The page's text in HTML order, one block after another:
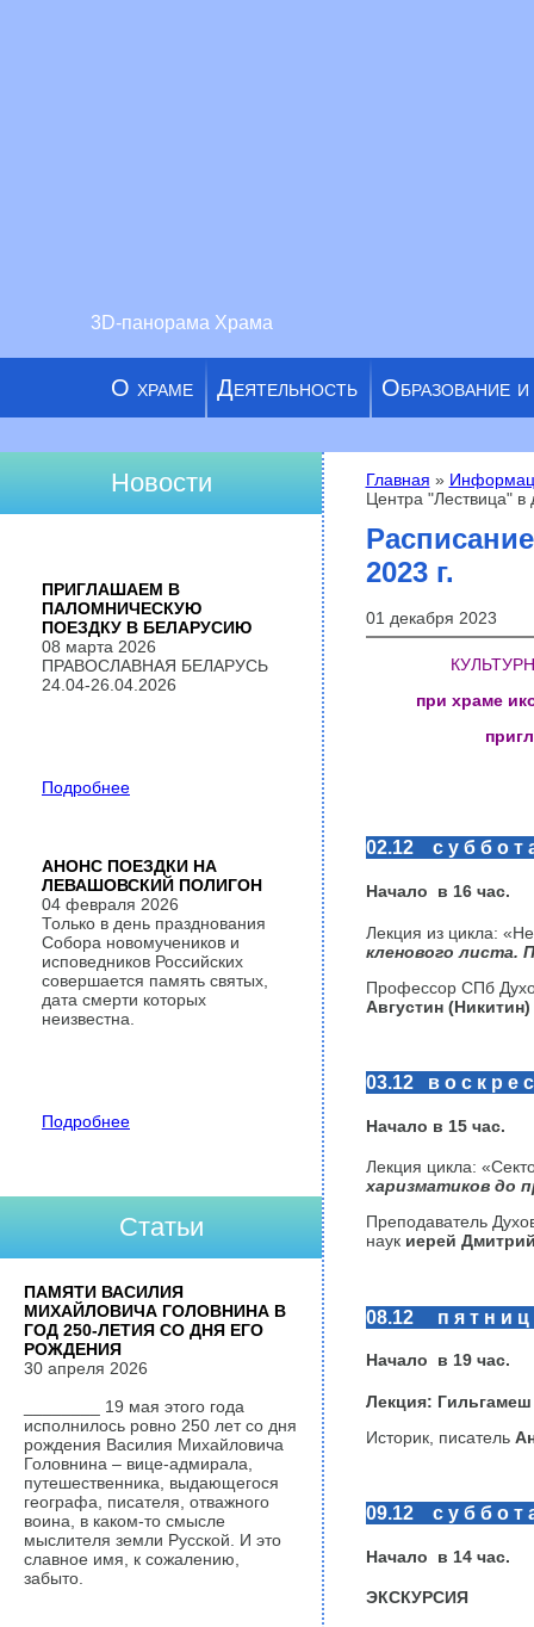
3D-панорама Храма
О храме Деятельность Образование
Вы здесь
Главная »
Центра "Лествица" в
2023 г.
01 декабря 2023
при храме
02.12 с у б б о т
Начало в 16 час.
Лекция из цикла:
кленового листа.
Профессор СПб
Августин (Никитин)
03.12 в о с к р е
Начало в 15 час.
Лекция цикла:
харизматиков до
Преподаватель
наук иерей
08.12 п я т н и ц
Начало в 19час.
Лекция:
Историк, писатель
09.12 с у б б о т
Начало в 14 час.
ЭКСКУРСИЯ
Новости
ПРИГЛАШАЕМ В
ПАЛОМНИЧЕСКУЮ
ПОЕЗДКУ В БЕЛАРУСИЮ
08 марта 2026
ПРАВОСЛАВНАЯ БЕЛАРУСЬ
24.04-26.04.2026
Подробнее
АНОНС ПОЕЗДКИ НА
ЛЕВАШОВСКИЙ ПОЛИГОН
04 февраля 2026
Только в день празднования
Собора новомучеников и
исповедников Российских
совершается память святых,
дата смерти которых
неизвестна.
Подробнее
Статьи
ПАМЯТИ ВАСИЛИЯ
МИХАЙЛОВИЧА ГОЛОВНИНА В
ГОД 250-ЛЕТИЯ СО ДНЯ ЕГО
РОЖДЕНИЯ
30 апреля 2026
________ 19 мая этого года
исполнилось ровно 250 лет со дня
рождения Василия Михайловича
Головнина – вице-адмирала,
путешественника, выдающегося
географа, писателя, отважного
воина, в каком-то смысле
мыслителя земли Русской. И это
славное имя, к сожалению,
забыто.